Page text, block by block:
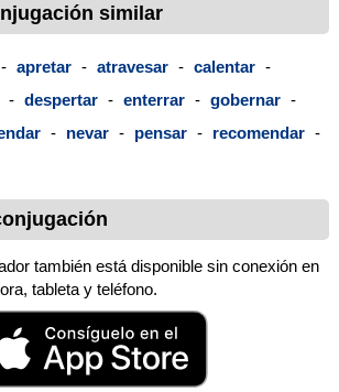
similar
- apretar - atravesar - calentar -
- despertar - enterrar - gobernar -
- nevar - pensar - recomendar -
también está disponible sin conexión en
tableta y teléfono.